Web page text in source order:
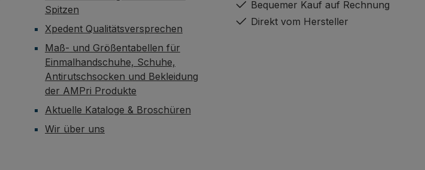
Spitzen
Xpedent Qualitätsversprechen
Maß- und Größentabellen für
Einmalhandschuhe, Schuhe,
Antirutschsocken und Bekleidung
der AMPri Produkte
Aktuelle Kataloge & Broschüren
Wir über uns
Bequemer Kauf auf Rechnung
Direkt vom Hersteller